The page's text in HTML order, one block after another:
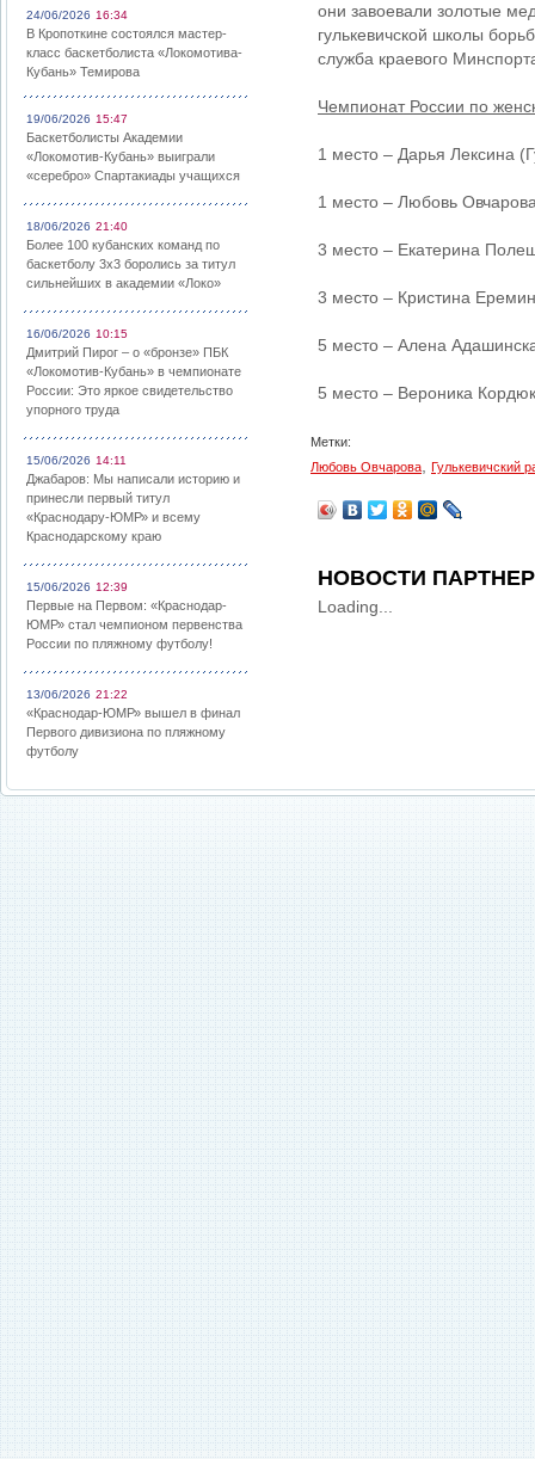
24/06/2026 16:34
В Кропоткине состоялся мастер-
класс баскетболиста «Локомотива-
Кубань» Темирова
19/06/2026 15:47
Баскетболисты Академии
«Локомотив-Кубань» выиграли
«серебро» Спартакиады учащихся
18/06/2026 21:40
Более 100 кубанских команд по
баскетболу 3х3 боролись за титул
сильнейших в академии «Локо»
16/06/2026 10:15
Дмитрий Пирог – о «бронзе» ПБК
«Локомотив-Кубань» в чемпионате
России: Это яркое свидетельство
упорного труда
15/06/2026 14:11
Джабаров: Мы написали историю и
принесли первый титул
«Краснодару-ЮМР» и всему
Краснодарскому краю
15/06/2026 12:39
Первые на Первом: «Краснодар-
ЮМР» стал чемпионом первенства
России по пляжному футболу!
13/06/2026 21:22
«Краснодар-ЮМР» вышел в финал
Первого дивизиона по пляжному
футболу
они завоевали золотые
гулькевичской школы
служба краевого
Чемпионат России по
1 место – Дарья Лексина
1 место – Любовь
3 место – Екатерина
3 место – Кристина
5 место – Алена
5 место – Вероника
Метки:
Любовь Овчарова
Гулькевичский
НОВОСТИ
Loading...